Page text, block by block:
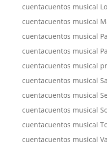
cuentacuentos musical
cuentacuentos musical
cuentacuentos musical
cuentacuentos musical
cuentacuentos musical
cuentacuentos musical
cuentacuentos musical
cuentacuentos musical
cuentacuentos musical
cuentacuentos musical